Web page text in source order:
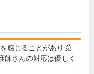
感じることがあり受
師さんの対応は優しく